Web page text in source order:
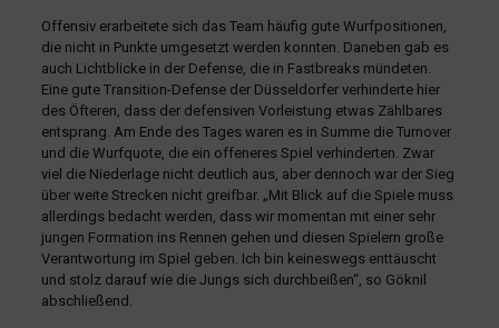
Offensiv erarbeitete sich das Team häufig gute Wurfpositionen,
die nicht in Punkte umgesetzt werden konnten. Daneben gab es
auch Lichtblicke in der Defense, die in Fastbreaks mündeten.
Eine gute Transition-Defense der Düsseldorfer verhinderte hier
des Öfteren, dass der defensiven Vorleistung etwas Zählbares
entsprang. Am Ende des Tages waren es in Summe die Turnover
und die Wurfquote, die ein offeneres Spiel verhinderten. Zwar
viel die Niederlage nicht deutlich aus, aber dennoch war der Sieg
über weite Strecken nicht greifbar. „Mit Blick auf die Spiele muss
allerdings bedacht werden, dass wir momentan mit einer sehr
jungen Formation ins Rennen gehen und diesen Spielern große
Verantwortung im Spiel geben. Ich bin keineswegs enttäuscht
und stolz darauf wie die Jungs sich durchbeißen“, so Göknil
abschließend.